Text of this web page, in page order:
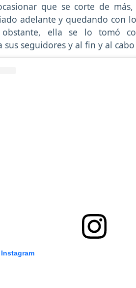
que se corte de
adelante y quedando con
ella se lo tomó
sus seguidores y al fin y al